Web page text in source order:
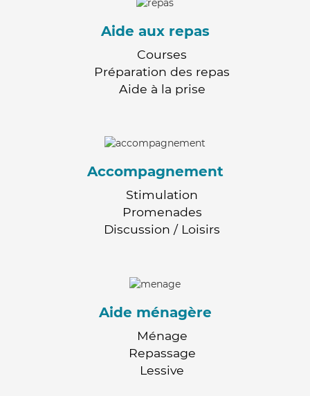
Aide aux repas
Courses
Préparation des repas
Aide à la prise
Accompagnement
Stimulation
Promenades
Discussion / Loisirs
Aide ménagère
Ménage
Repassage
Lessive